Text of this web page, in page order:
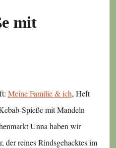
mit
Meine Familie & ich, Heft
Spieße mit Mandeln
Unna haben wir
der reines Rindsgehacktes im